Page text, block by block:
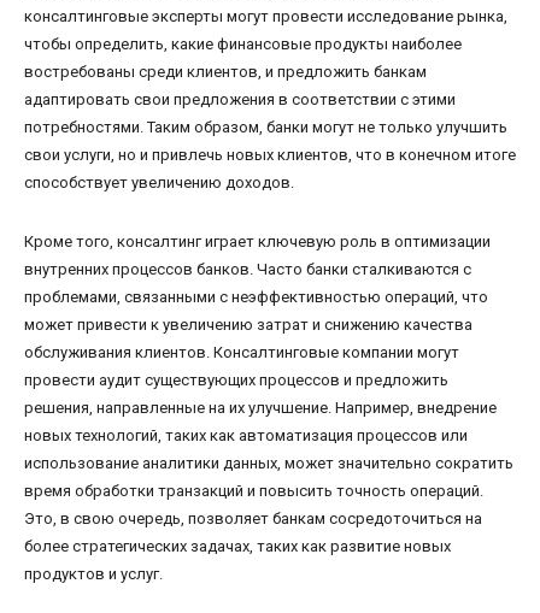
консалтинговые эксперты могут провести исследование рынка,
чтобы определить, какие финансовые продукты наиболее
востребованы среди клиентов, и предложить банкам
адаптировать свои предложения в соответствии с этими
потребностями. Таким образом, банки могут не только улучшить
свои услуги, но и привлечь новых клиентов, что в конечном итоге
способствует увеличению доходов.
Кроме того, консалтинг играет ключевую роль в оптимизации
внутренних процессов банков. Часто банки сталкиваются с
проблемами, связанными с неэффективностью операций, что
может привести к увеличению затрат и снижению качества
обслуживания клиентов. Консалтинговые компании могут
провести аудит существующих процессов и предложить
решения, направленные на их улучшение. Например, внедрение
новых технологий, таких как автоматизация процессов или
использование аналитики данных, может значительно сократить
время обработки транзакций и повысить точность операций.
Это, в свою очередь, позволяет банкам сосредоточиться на
более стратегических задачах, таких как развитие новых
продуктов и услуг.